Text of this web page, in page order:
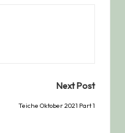
Next Post
Teiche Oktober 2021 Part 1